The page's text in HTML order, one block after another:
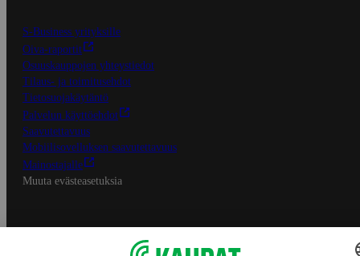
S-Business yrityksille
Oiva-raportit
Osuuskauppojen yhteystiedot
Tilaus- ja toimitusehdot
Tietosuojakäytäntö
Palvelun käyttöehdot
Saavutettavuus
Mobiilisovelluksen saavutettavuus
Mainostajalle
Muuta evästeasetuksia
S-ryhmän palvelut